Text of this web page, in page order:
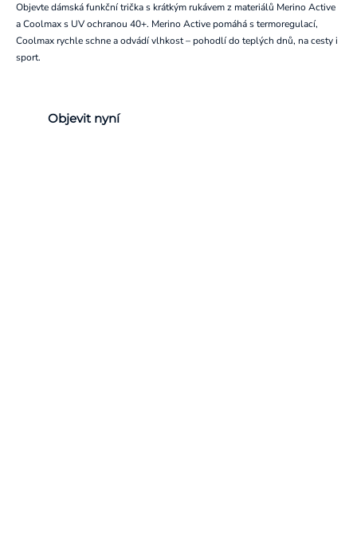
Objevte dámská funkční trička s krátkým rukávem z materiálů Merino Active
a Coolmax s UV ochranou 40+. Merino Active pomáhá s termoregulací,
Coolmax rychle schne a odvádí vlhkost – pohodlí do teplých dnů, na cesty i
sport.
Objevit nyní